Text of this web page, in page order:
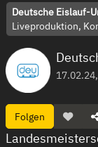
Deutsche Eislauf-
Liveproduktion,
Folgen